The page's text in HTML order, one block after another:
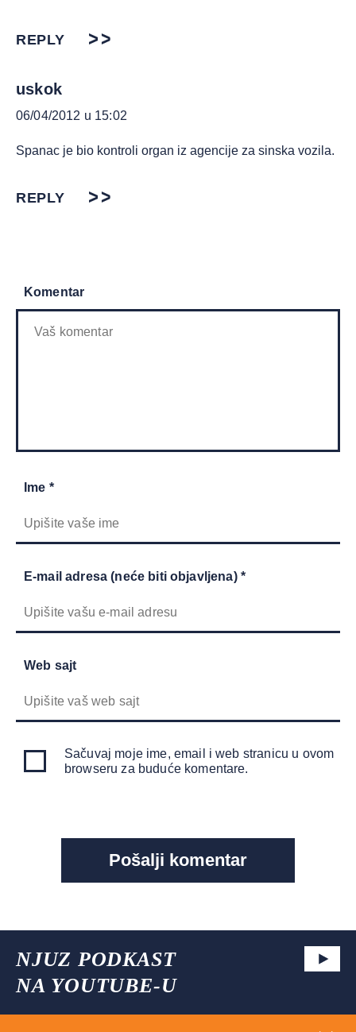
REPLY
uskok
06/04/2012 u 15:02
Spanac je bio kontroli organ iz agencije za sinska vozila.
REPLY
Komentar
Ime *
E-mail adresa (neće biti objavljena) *
Web sajt
Sačuvaj moje ime, email i web stranicu u ovom
browseru za buduće komentare.
NJUZ PODKAST
NA YOUTUBE-U